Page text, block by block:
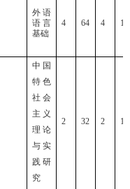
外语
语言
基础
4 64 4 1
中国
特色
社会
主义
理论
与实
践研
究
2 32 2 1